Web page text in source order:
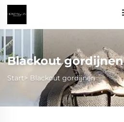
Blackout gordijnen
Start> Blackout gordijnen